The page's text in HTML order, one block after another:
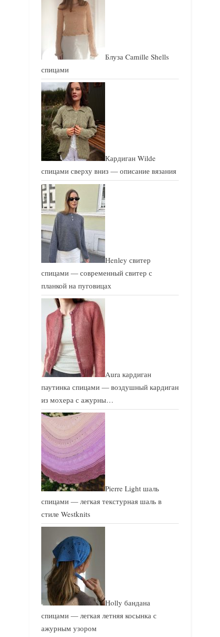
Блуза Camille Shells
спицами
Кардиган Wilde
спицами сверху вниз — описание вязания
Henley свитер
спицами — современный свитер с
планкой на пуговицах
Aura кардиган
паутинка спицами — воздушный кардиган
из мохера с ажурны…
Pierre Light шаль
спицами — легкая текстурная шаль в
стиле Westknits
Holly бандана
спицами — легкая летняя косынка с
ажурным узором